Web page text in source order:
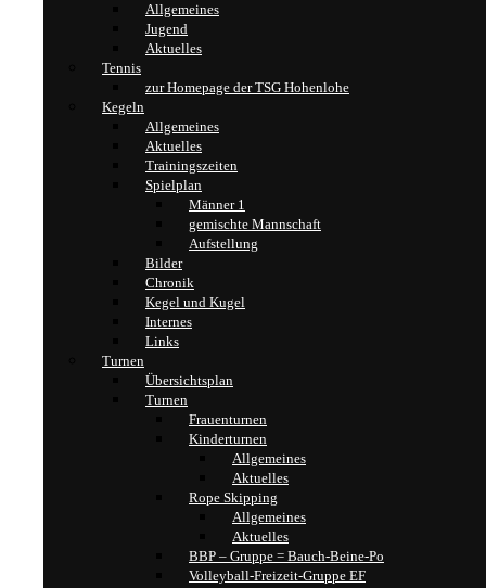
Allgemeines
Jugend
Aktuelles
Tennis
zur Homepage der TSG Hohenlohe
Kegeln
Allgemeines
Aktuelles
Trainingszeiten
Spielplan
Männer 1
gemischte Mannschaft
Aufstellung
Bilder
Chronik
Kegel und Kugel
Internes
Links
Turnen
Übersichtsplan
Turnen
Frauenturnen
Kinderturnen
Allgemeines
Aktuelles
Rope Skipping
Allgemeines
Aktuelles
BBP – Gruppe = Bauch-Beine-Po
Volleyball-Freizeit-Gruppe EF